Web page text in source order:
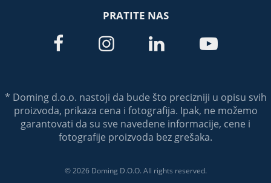
PRATITE NAS
   
* Doming d.o.o. nastoji da bude što precizniji u opisu svih
proizvoda, prikaza cena i fotografija. Ipak, ne možemo
garantovati da su sve navedene informacije, cene i
fotografije proizvoda bez grešaka.
© 2026 Doming D.O.O. All rights reserved.